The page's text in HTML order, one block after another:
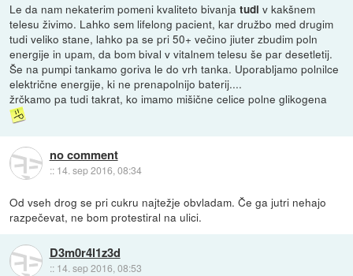
Le da nam nekaterim pomeni kvaliteto bivanjatudi v kakšnem
telesu živimo. Lahko sem lifelong pacient, kar družbo med drugim
tudi veliko stane, lahko pa se pri 50+ večino jiuter zbudim poln
energije in upam, da bom bival v vitalnem telesu še par desetletij.
Še na pumpi tankamo goriva le do vrh tanka. Uporabljamo polnilce
električne energije, ki ne prenapolnijo baterij....
žrčkamo pa tudi takrat, ko imamo mišične celice polne glikogena
no comment
:: 14. sep 2016, 08:34
Od vseh drog se pri cukru najtežje obvladam. Če ga jutri nehajo
razpečevat, ne bom protestiral na ulici.
D3m0r4l1z3d
:: 14. sep 2016, 08:53